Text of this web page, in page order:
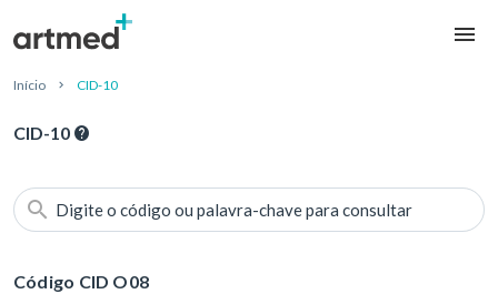
Início CID-10
CID-10
Digite o código ou palavra-chave para consultar
Código CID O08